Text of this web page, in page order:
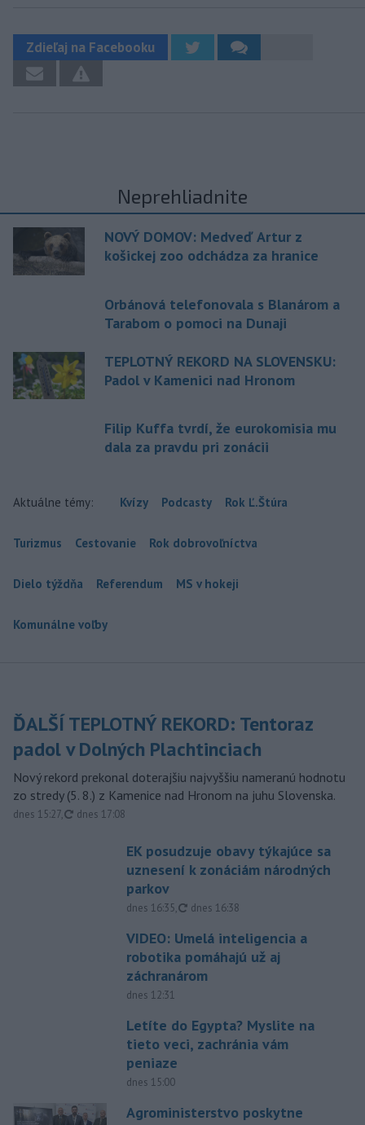
Zdieľaj na Facebooku
Neprehliadnite
NOVÝ DOMOV: Medveď Artur z
košickej zoo odchádza za hranice
Orbánová telefonovala s Blanárom a
Tarabom o pomoci na Dunaji
TEPLOTNÝ REKORD NA SLOVENSKU:
Padol v Kamenici nad Hronom
Filip Kuffa tvrdí, že eurokomisia mu
dala za pravdu pri zonácii
Aktuálne témy: Kvízy Podcasty Rok Ľ.Štúra
Turizmus Cestovanie Rok dobrovoľníctva
Dielo týždňa Referendum MS v hokeji
Komunálne voľby
ĎALŠÍ TEPLOTNÝ REKORD: Tentoraz
padol v Dolných Plachtinciach
Nový rekord prekonal doterajšiu najvyššiu nameranú hodnotu
zo stredy (5. 8.) z Kamenice nad Hronom na juhu Slovenska.
dnes 15:27, aktualizované
dnes 17:08
EK posudzuje obavy týkajúce sa
uznesení k zonáciám národných
parkov
dnes 16:35, aktualizované
dnes 16:38
VIDEO: Umelá inteligencia a
robotika pomáhajú už aj
záchranárom
dnes 12:31
Letíte do Egypta? Myslite na
tieto veci, zachránia vám
peniaze
dnes 15:00
Agroministerstvo poskytne